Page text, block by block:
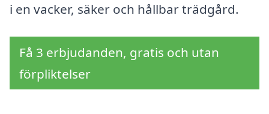
i en vacker, säker och hållbar trädgård.
Få 3 erbjudanden, gratis och utan
förpliktelser